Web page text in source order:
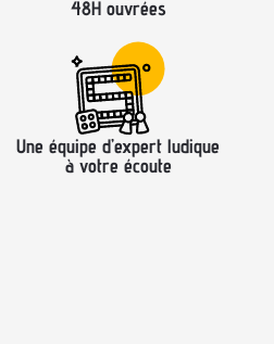
48H ouvrées
Une équipe d’expert ludique
à votre écoute